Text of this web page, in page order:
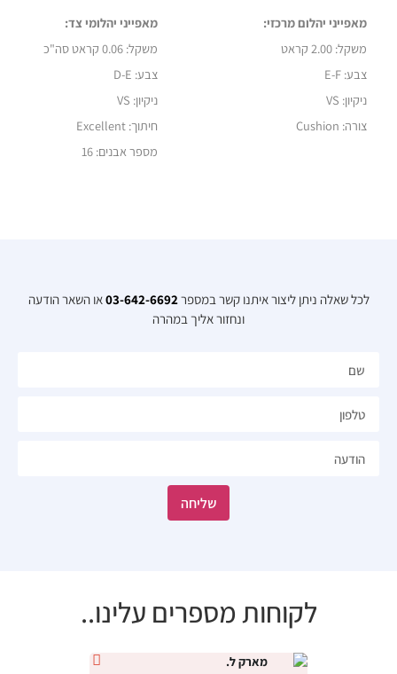
מאפייני יהלום מרכזי:
מאפייני יהלומי צד:
משקל:2.00 קראט משקל:0.06 קראט סה"כ
צבע: E-F
צבע: D-E
ניקיון: VS
ניקיון: VS
צורה: Cushion
חיתוך: Excellent
מספר אבנים: 16
לכל שאלה ניתן ליצור איתנו קשר במספר03-642-6692או השאר הודעה
ונחזור אליך במהרה​
שליחה
לקוחות מספרים עלינו..
מארק ל.